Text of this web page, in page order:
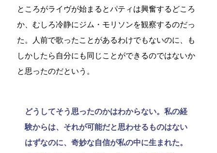
ところがライヴが始まるとパティは興奮するどころ
か、むしろ冷静にジム・モリソンを観察するのだっ
た。人前で歌ったことがあるわけでもないのに、も
しかしたら自分にも同じことができるのではないか
と思ったのだという。
どうしてそう思ったのかはわからない。私の経
験からは、それが可能だと思わせるものはない
はずなのに、奇妙な自信が私の中に生まれた。